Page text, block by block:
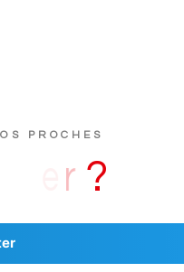
PROCHES